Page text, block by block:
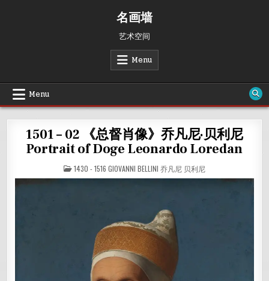
名画墙
艺术空间
Menu
Menu
1501 – 02 《总督肖像》乔凡尼·贝利尼
Portrait of Doge Leonardo Loredan
POSTED
IN
1430 - 1516 GIOVANNI BELLINI 乔凡尼 贝利尼